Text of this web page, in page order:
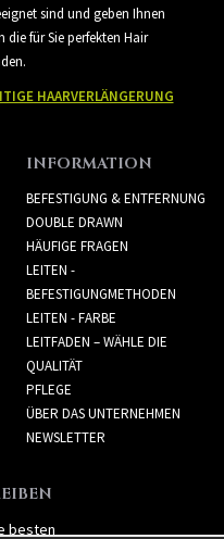
sind und geben Ihnen
die für Sie perfekten Hair
HAARVERLÄNGERUNG
INFORMATION
BEFESTIGUNG & ENTFERNUNG
DOUBLE DRAWN
HÄUFIGE FRAGEN
LEITEN -
BEFESTIGUNGMETHODEN
LEITEN - FARBE
LEITFADEN – WÄHLE DIE
QUALITÄT
PFLEGE
ÜBER DAS UNTERNEHMEN
NEWSLETTER
besten